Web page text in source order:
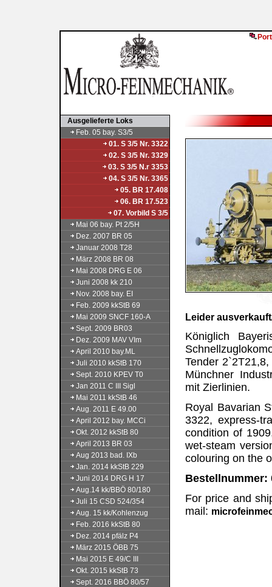
Ausgelieferte Loks
Feb. 05 bay. S3/5
01. S 3/5 Nr. 3322
02. S 3/5 Nr. 3329
03. S 3/5 N.r 3353
04. S 3/5 Nr. 3365
05. BR 17.408
06. BR 17.523
07. Vorbild S 3/5
Mai 06 bay. Pt 2/5H
Dez. 2007 BR 05
Januar 2008 T28
März 2008 BR 08
Mai 2008 DRG E 06
Juni 2008 kk 210
Nov. 2008 bay. EI
Feb. 2009 kkStB 69
Mai 2009 SNCF 160-A
Sept. 2009 BR03
Dez. 2009 MAV VIm
April 2010 bay.ML
Juli 2010 kkStB 170
Sept. 2010 KPEV T0
Jan 2011 C III Sigl
Mai 2011 kkStB 46
Aug. 2011 E 49.00
April 2012 bay. MCCi
Okt. 2012 kkStB 80
April 2013 BR 03
Aug 2013 bad. IXb
Jan. 2014 kkStB 229
Juni 2014 DRG H 17
Aug.14 kk/BBÖ 80/180
Juli 15 CSD 524/354
Aug. 15 kk/Kohlenzug
Feb. 2016 kkStB 80
Dez. 2014 pfälz P4
März 2015 ÖBB 75
Mai 2015 E 49/C III
Okt. 2015 kkStB 73
Sept. 2016 BBÖ 80/57
Leider
Königlich
Tender
Münchner
mit Zierlinien.
Royal Bavarian
3322, express-
condition of
wet-steam
colouring on the
Bestellnummer:
For price and
mail: